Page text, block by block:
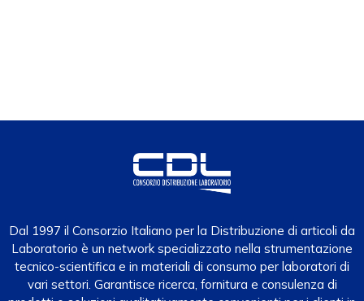
Dal 1997 il Consorzio Italiano per la Distribuzione di articoli da
Laboratorio è un network specializzato nella strumentazione
tecnico-scientifica e in materiali di consumo per laboratori di
vari settori. Garantisce ricerca, fornitura e consulenza di